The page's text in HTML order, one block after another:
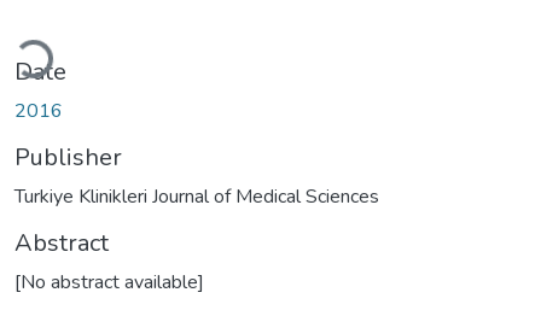
Date
2016
Publisher
Turkiye Klinikleri Journal of Medical Sciences
Abstract
[No abstract available]